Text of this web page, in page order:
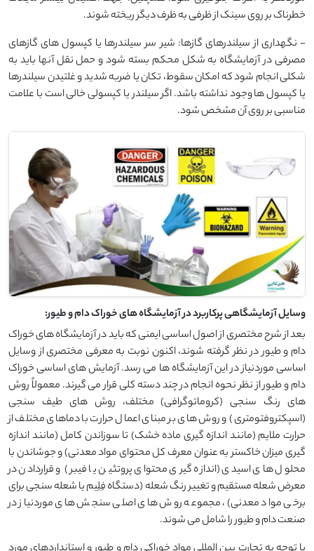
خطرناک بر روی سینک از ظرفی به ظرف دیگر ریخته شوند.
- نگهداری از سیلندرهای گازها: شیر سر سیلندرها یا کپسول های گازهای
مصرفی در آزمایشگاه به شکل محکم بسته شود و حمل نقل آنها باید به
شکلی انجام شود که امکان سقوط، تکان یا ضربه شدید و غلتیدن سیلندرها
یا کپسول ها وجود نداشته باشد. اگر سیلندر یا کپسولی خالی است با علامت
مناسبی بر روی آن مشخص شود.
وسایل آزمایشگاهی پرکاربرد در آزمایشگاه های خوراک دام و طیور:
بعد از شرح مختصری از اصول اساسی ایمنی که باید در آزمایشگاه های خوراک
دام و طیور در نظر گرفته شوند، اکنون نوبت به معرفی مختصری از وسایل
اساسی موردنیاز در این آزمایشگاه ها می رسد. آزمایش های اساسی خوراک
دام و طیور از نظر نحوه انجام در چند دسته کلی قرار می گیرند. معمولاً روش
های رنگ سنجی (کروماتوگرافی) مختلف، روش های طیف سنجی
(اسپکتروفتومتری) و روش های بر مبنای اعمال حرارت با دماهای مختلف از
حرارت ملایم (مانند اندازه گیری ماده خشک) تا سوزاندن کامل (مانند اندازه
گیری میزان خاکستر به عنوان معرف کل محتوای مواد معدنی) و جوشاندن با
محلول های اسیدی (اندازه گیری محتوای پروتئین یا فیبر) و قراردادن در
معرض شعله مستقیم و تغییر رنگ شعله (دستگاه فِلِیم یا شعله سنجی برای
برخی مواد معدنی)، مجموعه روش های اصلی سنجش های موردنیاز در
صنعت دام و طیور را شامل می شوند.